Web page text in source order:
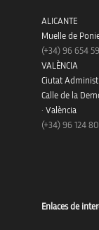
ALICANTE
Muelle de
(+34) 96 654
VALÈNCIA
Ciutat
Calle de la
· València
(+34) 96 124
Enlaces de